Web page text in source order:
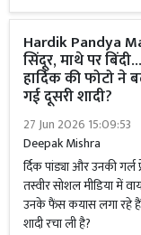
Hardik Pandya
सिंदूर, माथे पर
हार्दिक की फोटो ने
गई दूसरी शादी?
27 Jun 2026 15:09:53
Deepak Mishra
र्दिक पांड्या और उनकी गर्ल
तस्वीर सोशल मीडिया में
उनके फैंस कयास लगा रहे
शादी रचा ली है?